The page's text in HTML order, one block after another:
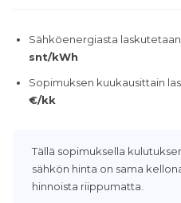
Sähköenergiasta
snt/kWh
Sopimuksen kuukausittain
€/kk
Tällä sopimuksella
sähkön hinta on sama
hinnoista riippumatta.